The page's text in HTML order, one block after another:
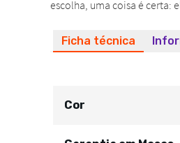
Ficha técnica
Cor